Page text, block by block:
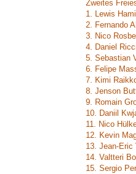
Zweites
1. Lewis
2. Fernando
3. Nico
4. Daniel
5. Sebastian
6. Felipe
7. Kimi
8. Jenson
9. Romain
10. Daniil
11. Nico
12. Kevin
13. Jean-Eric
14. Valtteri
15. Sergio